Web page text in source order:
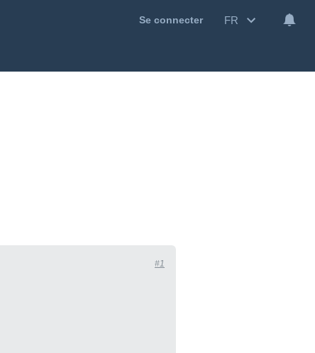
Se connecter FR
#1